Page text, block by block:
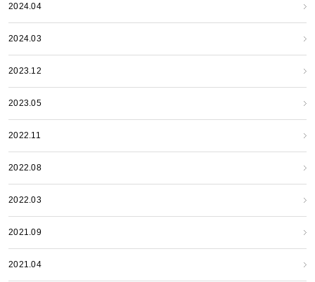
2024.04
2024.03
2023.12
2023.05
2022.11
2022.08
2022.03
2021.09
2021.04